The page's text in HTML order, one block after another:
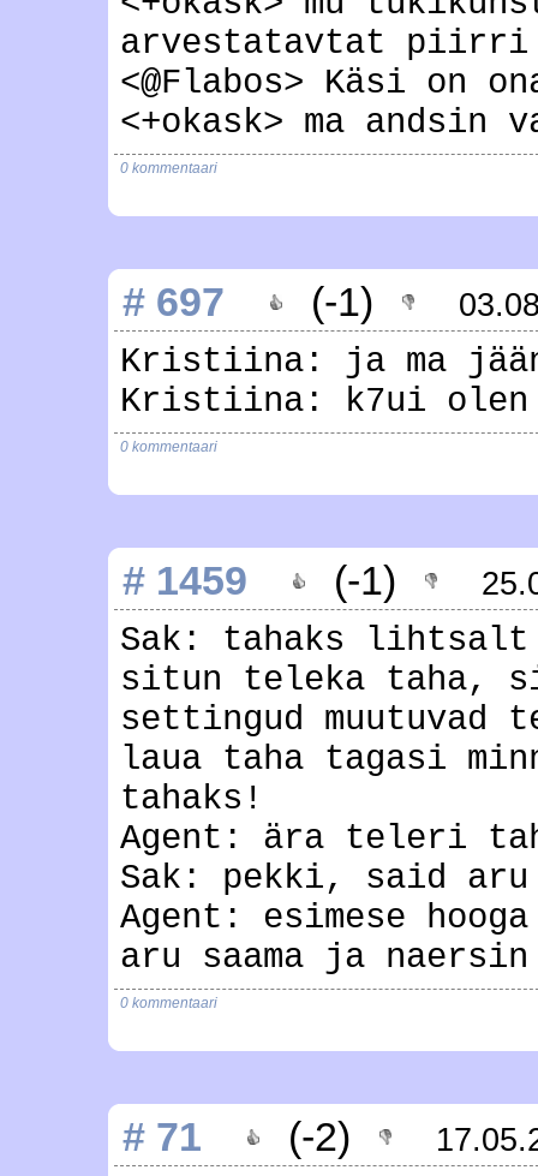
arvestatavtat piirri
<@Flabos> Käsi on
<+okask> ma andsin
0 kommentaari
# 697 (-1)
Kristiina: ja ma jään
Kristiina: k7ui olen
0 kommentaari
# 1459 (-1)
Sak: tahaks
situn teleka taha,
settingud muutuvad
laua taha tagasi
tahaks!
Agent: ära teleri
Sak: pekki, said
Agent: esimese
aru saama ja
0 kommentaari
# 71 (-2)